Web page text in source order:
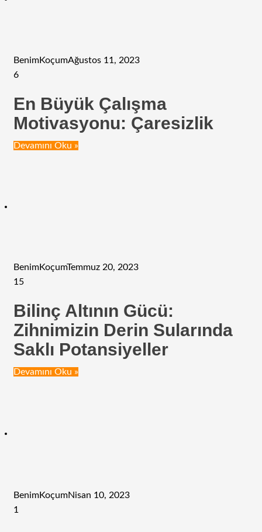
BenimKoçumAğustos 11, 2023
6
En Büyük Çalışma
Motivasyonu: Çaresizlik
Devamını Oku »
BenimKoçumTemmuz 20, 2023
15
Bilinç Altının Gücü:
Zihnimizin Derin Sularında
Saklı Potansiyeller
Devamını Oku »
BenimKoçumNisan 10, 2023
1